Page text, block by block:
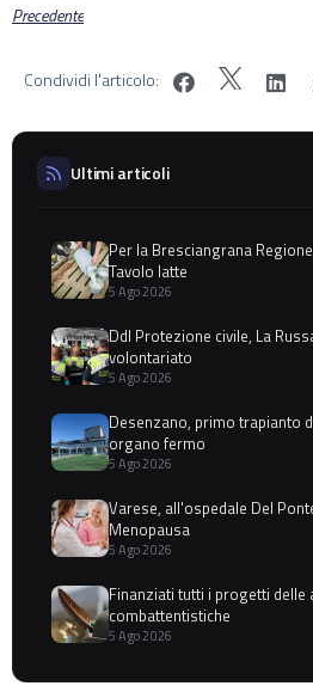
Precedente
Condividi l'articolo:
Ultimi articoli
Per la Bresciangrana
Tavolo latte
5 Ago 2026
Ddl Protezione civile, La
volontariato
5 Ago 2026
Desenzano, primo trapianto
organo fermo
5 Ago 2026
Varese, all'ospedale Del
Menopausa
5 Ago 2026
Finanziati tutti i progetti delle
combattentistiche
5 Ago 2026